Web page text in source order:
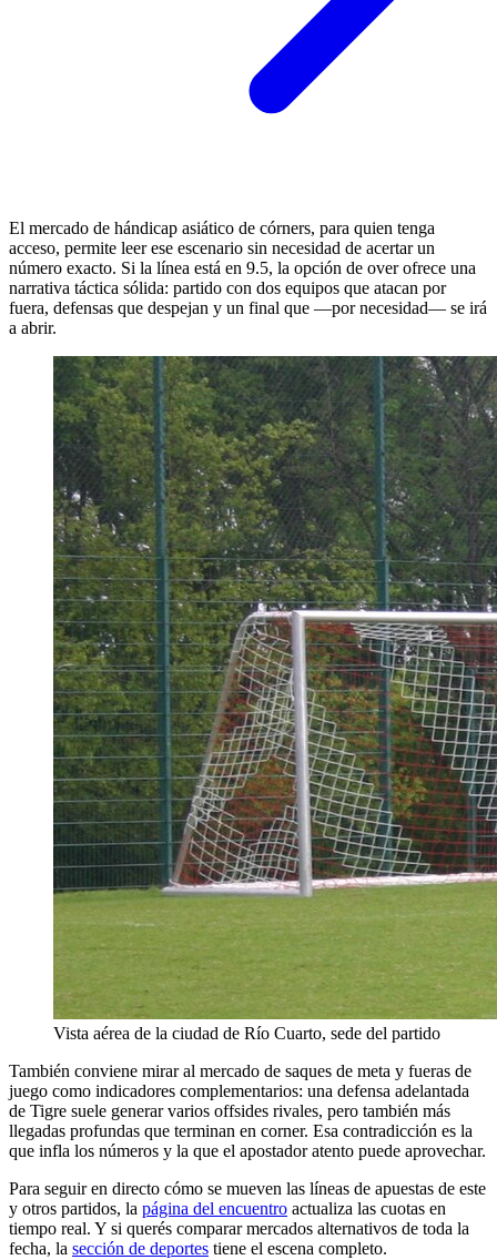
El mercado de hándicap asiático de córners, para quien tenga
acceso, permite leer ese escenario sin necesidad de acertar un
número exacto. Si la línea está en 9.5, la opción de over ofrece una
narrativa táctica sólida: partido con dos equipos que atacan por
fuera, defensas que despejan y un final que —por necesidad— se irá
a abrir.
Vista aérea de la ciudad de Río Cuarto, sede del partido
También conviene mirar al mercado de saques de meta y fueras de
juego como indicadores complementarios: una defensa adelantada
de Tigre suele generar varios offsides rivales, pero también más
llegadas profundas que terminan en corner. Esa contradicción es la
que infla los números y la que el apostador atento puede aprovechar.
Para seguir en directo cómo se mueven las líneas de apuestas de este
y otros partidos, la página del encuentro actualiza las cuotas en
tiempo real. Y si querés comparar mercados alternativos de toda la
fecha, la sección de deportes tiene el escena completo.